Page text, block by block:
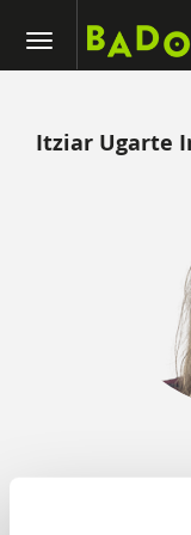
Itziar Ugarte